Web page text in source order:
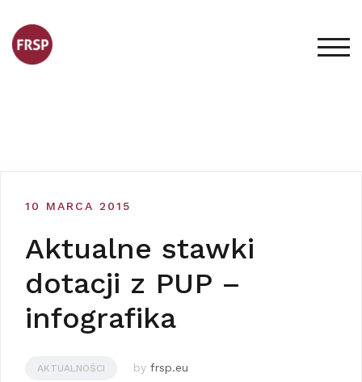
content
10 MARCA 2015
Aktualne stawki
dotacji z PUP –
infografika
AKTUALNOŚCI by frsp.eu